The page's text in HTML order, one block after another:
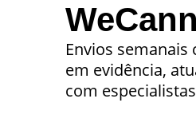
Envios
em evidência,
com